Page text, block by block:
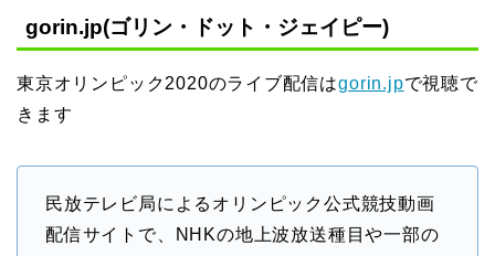
gorin.jp(ゴリン・ドット・ジェイピー)
東京オリンピック2020のライブ配信はgorin.jpで視聴で
きます
民放テレビ局によるオリンピック公式競技動画
配信サイトで、NHKの地上波放送種目や一部の